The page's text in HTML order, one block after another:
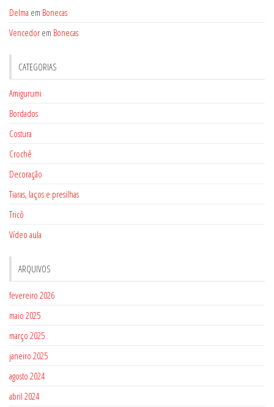
Delma em Bonecas
Vencedor em Bonecas
CATEGORIAS
Amigurumi
Bordados
Costura
Crochê
Decoração
Tiaras, laços e presilhas
Tricô
Vídeo aula
ARQUIVOS
fevereiro 2026
maio 2025
março 2025
janeiro 2025
agosto 2024
abril 2024